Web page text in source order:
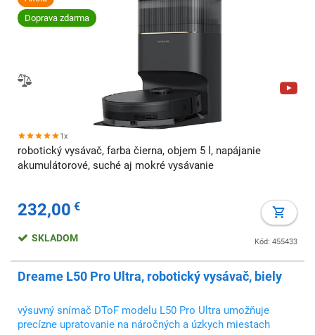
Doprava zdarma
1x
robotický vysávač, farba čierna, objem 5 l, napájanie
akumulátorové, suché aj mokré vysávanie
232,00 €
Kód: 455433
SKLADOM
Dreame L50 Pro Ultra, robotický vysávač, biely
výsuvný snímač DToF modelu L50 Pro Ultra umožňuje
precízne upratovanie na náročných a úzkych miestach